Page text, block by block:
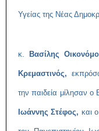
Υγείας της Νέας
κ. Βασίλης
Κρεμαστινός,
την παιδεία μίλησαν
Ιωάννης Στέφος, και